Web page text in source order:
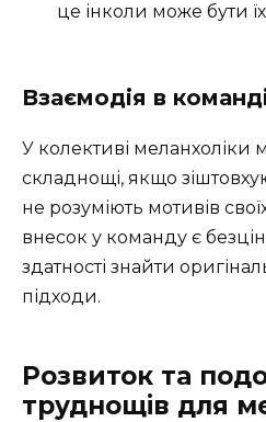
це інколи може бути
Взаємодія в
У колективі меланхоліки
складнощі, якщо
не розуміють мотивів
внесок у команду є
здатності знайти
підходи.
Розвиток та
труднощів для